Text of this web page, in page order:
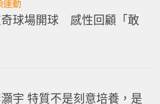
運動
奇球場開球 感性回顧「敢